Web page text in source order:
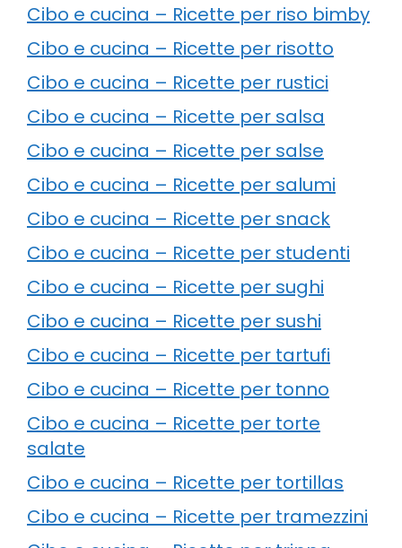
Cibo e cucina – Ricette per riso bimby
Cibo e cucina – Ricette per risotto
Cibo e cucina – Ricette per rustici
Cibo e cucina – Ricette per salsa
Cibo e cucina – Ricette per salse
Cibo e cucina – Ricette per salumi
Cibo e cucina – Ricette per snack
Cibo e cucina – Ricette per studenti
Cibo e cucina – Ricette per sughi
Cibo e cucina – Ricette per sushi
Cibo e cucina – Ricette per tartufi
Cibo e cucina – Ricette per tonno
Cibo e cucina – Ricette per torte
salate
Cibo e cucina – Ricette per tortillas
Cibo e cucina – Ricette per tramezzini